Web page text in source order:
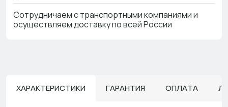
Сотрудничаем с транспортными компаниями и
осуществляем доставку по всей России
ХАРАКТЕРИСТИКИ ГАРАНТИЯ ОПЛАТА